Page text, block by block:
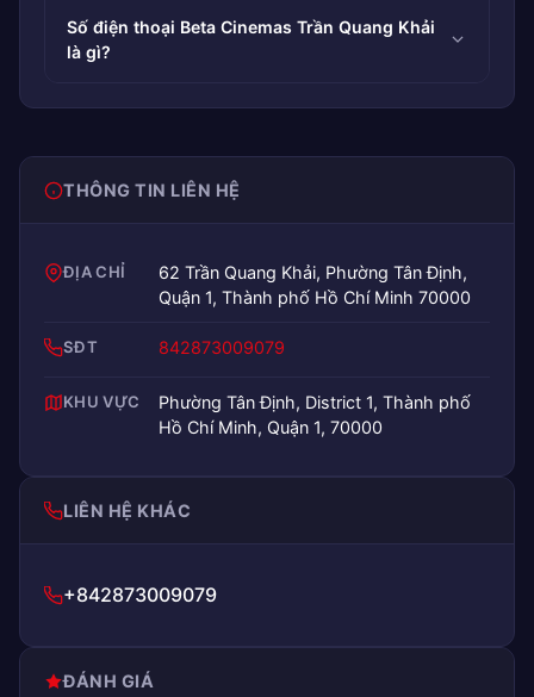
Số điện thoại Beta Cinemas Trần Quang Khải
là gì?
THÔNG TIN LIÊN HỆ
ĐỊA CHỈ
62 Trần Quang Khải, Phường Tân Định,
Quận 1, Thành phố Hồ Chí Minh 70000
SĐT 842873009079
KHU VỰC
Phường Tân Định, District 1, Thành phố
Hồ Chí Minh, Quận 1, 70000
LIÊN HỆ KHÁC
+842873009079
ĐÁNH GIÁ